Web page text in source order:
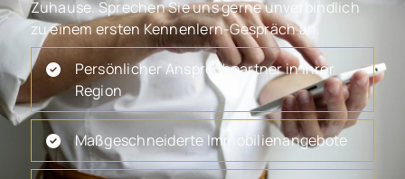
Zuhause. Sprechen Sie uns gerne unverbindlich
zu einem ersten Kennenlern-Gespräch an.
Persönlicher Ansprechpartner in Ihrer
Region
Maßgeschneiderte Immobilienangebote